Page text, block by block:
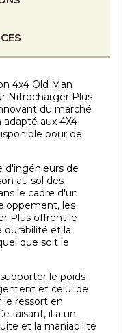
4x4 Old Man
Nitrocharger Plus
du marché
aux 4X4
pour de
d'ingénieurs de
au sol des
le cadre d'un
les
Plus offrent le
durabilité et la
que soit le
le poids
et celui de
ressort en
faisant, il a un
et la maniabilité